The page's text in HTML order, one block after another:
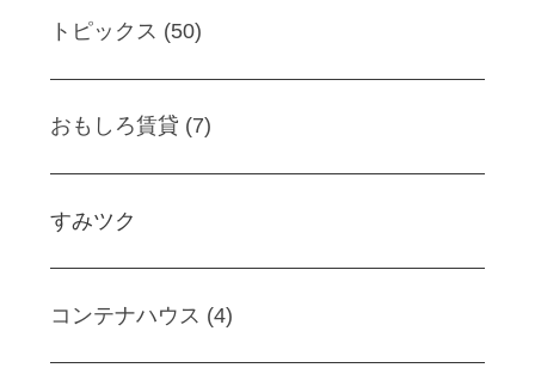
トピックス (50)
おもしろ賃貸 (7)
すみツク
コンテナハウス (4)